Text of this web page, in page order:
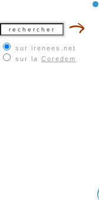
sur irenees.net
sur la Coredem